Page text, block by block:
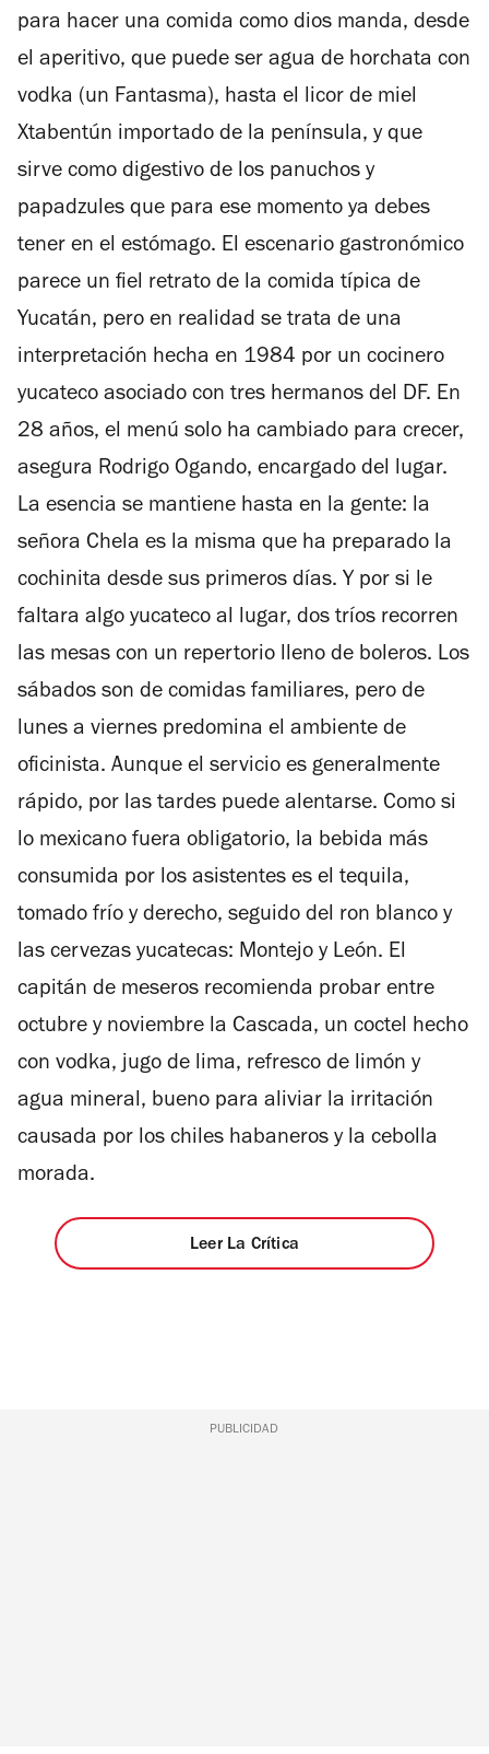
para hacer una comida como dios manda, desde
el aperitivo, que puede ser agua de horchata con
vodka (un Fantasma), hasta el licor de miel
Xtabentún importado de la península, y que
sirve como digestivo de los panuchos y
papadzules que para ese momento ya debes
tener en el estómago. El escenario gastronómico
parece un fiel retrato de la comida típica de
Yucatán, pero en realidad se trata de una
interpretación hecha en 1984 por un cocinero
yucateco asociado con tres hermanos del DF. En
28 años, el menú solo ha cambiado para crecer,
asegura Rodrigo Ogando, encargado del lugar.
La esencia se mantiene hasta en la gente: la
señora Chela es la misma que ha preparado la
cochinita desde sus primeros días. Y por si le
faltara algo yucateco al lugar, dos tríos recorren
las mesas con un repertorio lleno de boleros. Los
sábados son de comidas familiares, pero de
lunes a viernes predomina el ambiente de
oficinista. Aunque el servicio es generalmente
rápido, por las tardes puede alentarse. Como si
lo mexicano fuera obligatorio, la bebida más
consumida por los asistentes es el tequila,
tomado frío y derecho, seguido del ron blanco y
las cervezas yucatecas: Montejo y León. El
capitán de meseros recomienda probar entre
octubre y noviembre la Cascada, un coctel hecho
con vodka, jugo de lima, refresco de limón y
agua mineral, bueno para aliviar la irritación
causada por los chiles habaneros y la cebolla
morada.
Leer La Crítica
PUBLICIDAD